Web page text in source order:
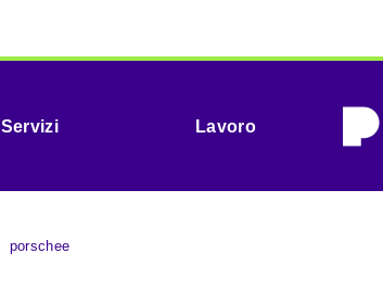
Servizi Lavoro
porschee